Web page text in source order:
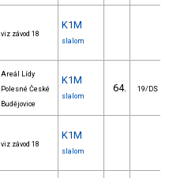
viz závod 18
K1M
slalom
Areál Lídy
Polesné České
Budějovice
K1M
slalom
64. 19/DS
viz závod 18
K1M
slalom